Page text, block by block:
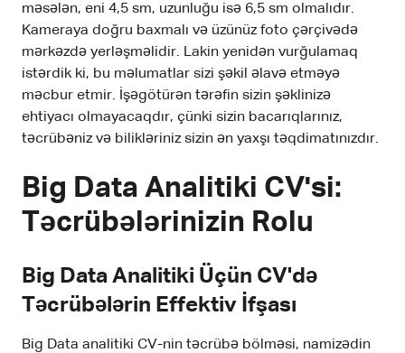
məsələn, eni 4,5 sm, uzunluğu isə 6,5 sm olmalıdır.
Kameraya doğru baxmalı və üzünüz foto çərçivədə
mərkəzdə yerləşməlidir. Lakin yenidən vurğulamaq
istərdik ki, bu məlumatlar sizi şəkil əlavə etməyə
məcbur etmir. İşəgötürən tərəfin sizin şəklinizə
ehtiyacı olmayacaqdır, çünki sizin bacarıqlarınız,
təcrübəniz və bilikləriniz sizin ən yaxşı təqdimatınızdır.
Big Data Analitiki CV'si:
Təcrübələrinizin Rolu
Big Data Analitiki Üçün CV'də
Təcrübələrin Effektiv İfşası
Big Data analitiki CV-nin təcrübə bölməsi, namizədin